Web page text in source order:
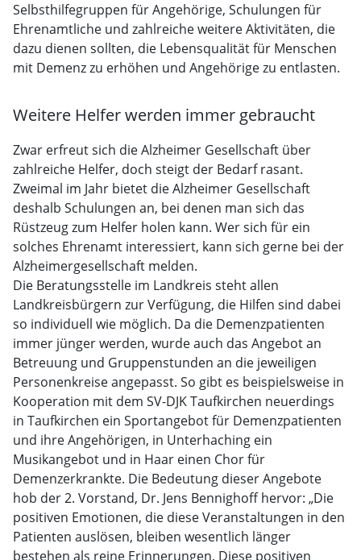
Selbsthilfegruppen für Angehörige, Schulungen für
Ehrenamtliche und zahlreiche weitere Aktivitäten, die
dazu dienen sollten, die Lebensqualität für Menschen
mit Demenz zu erhöhen und Angehörige zu entlasten.
Weitere Helfer werden immer gebraucht
Zwar erfreut sich die Alzheimer Gesellschaft über
zahlreiche Helfer, doch steigt der Bedarf rasant.
Zweimal im Jahr bietet die Alzheimer Gesellschaft
deshalb Schulungen an, bei denen man sich das
Rüstzeug zum Helfer holen kann. Wer sich für ein
solches Ehrenamt interessiert, kann sich gerne bei der
Alzheimergesellschaft melden.
Die Beratungsstelle im Landkreis steht allen
Landkreisbürgern zur Verfügung, die Hilfen sind dabei
so individuell wie möglich. Da die Demenzpatienten
immer jünger werden, wurde auch das Angebot an
Betreuung und Gruppenstunden an die jeweiligen
Personenkreise angepasst. So gibt es beispielsweise in
Kooperation mit dem SV-DJK Taufkirchen neuerdings
in Taufkirchen ein Sportangebot für Demenzpatienten
und ihre Angehörigen, in Unterhaching ein
Musikangebot und in Haar einen Chor für
Demenzerkrankte. Die Bedeutung dieser Angebote
hob der 2. Vorstand, Dr. Jens Bennighoff hervor: „Die
positiven Emotionen, die diese Veranstaltungen in den
Patienten auslösen, bleiben wesentlich länger
bestehen als reine Erinnerungen. Diese positiven